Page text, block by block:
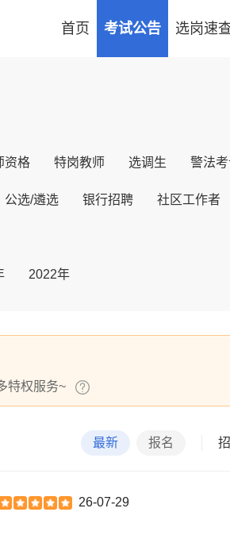
首页 考试公告 选岗速
资格 特岗教师 选调生 警法
公选/遴选 银行招聘 社区工作者
2022年
特权服务~
最新 报名
26-07-29